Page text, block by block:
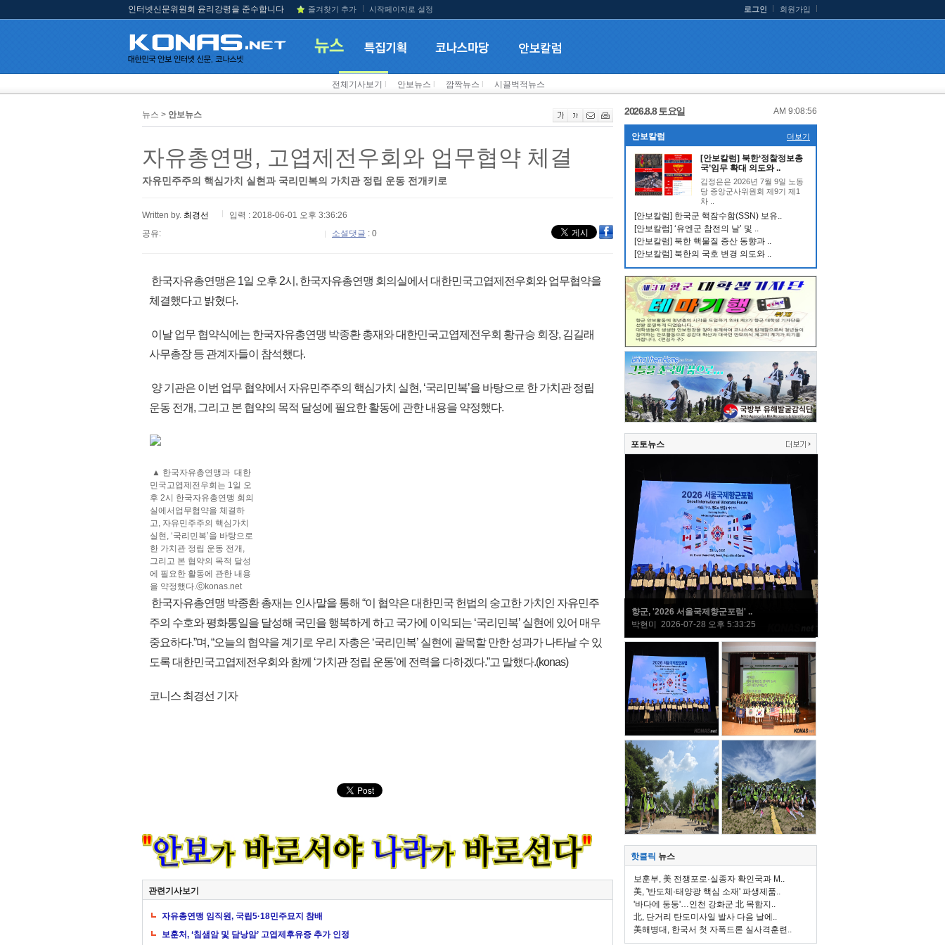
인터넷신문위원회 윤리강령을 준수합니다 즐겨찾기 추가 시작페이지로 설정 로그인 회원가입
전체기사보기 안보뉴스 깜짝뉴스 시끌벅적뉴스
뉴스 > 안보뉴스
자유총연맹, 고엽제전우회와 업무협약 체결
자유민주주의 핵심가치 실현과 국리민복의 가치관 정립 운동 전개키로
Written by. 최경선
입력 : 2018-06-01 오후 3:36:26
공유:
소셜댓글 : 0
한국자유총연맹은 1일 오후 2시, 한국자유총연맹 회의실에서 대한민국고엽제전우회와 업무협약을
체결했다고 밝혔다.
이날 업무 협약식에는 한국자유총연맹 박종환 총재와 대한민국고엽제전우회 황규승 회장, 김길래
사무총장 등 관계자들이 참석했다.
양 기관은 이번 업무 협약에서 자유민주주의 핵심가치 실현, ‘국리민복’을 바탕으로 한 가치관 정립
운동 전개, 그리고 본 협약의 목적 달성에 필요한 활동에 관한 내용을 약정했다.
▲ 한국자유총연맹과 대한
민국고엽제전우회는 1일 오
후 2시 한국자유총연맹 회의
실에서업무협약을 체결하
고, 자유민주주의 핵심가치
실현, ‘국리민복’을 바탕으로
한 가치관 정립 운동 전개,
그리고 본 협약의 목적 달성
에 필요한 활동에 관한 내용
을 약정했다.ⓒkonas.net
한국자유총연맹 박종환 총재는 인사말을 통해 “이 협약은 대한민국 헌법의 숭고한 가치인 자유민주
주의 수호와 평화통일을 달성해 국민을 행복하게 하고 국가에 이익되는 ‘국리민복’ 실현에 있어 매우
중요하다.”며, “오늘의 협약을 계기로 우리 자총은 ‘국리민복’ 실현에 괄목할 만한 성과가 나타날 수 있
도록 대한민국고엽제전우회와 함께 ‘가치관 정립 운동’에 전력을 다하겠다.”고 말했다.(konas)
코니스 최경선 기자
관련기사보기
자유총연맹 임직원, 국립5·18민주묘지 참배
보훈처, ‘침샘암 및 담낭암’ 고엽제후유증 추가 인정
2026.8.8 토요일 AM 9:08:57
안보칼럼 더보기
[안보칼럼] 북한‘정찰정보총
국’임무 확대 의도와 ..
김정은은 2026년 7월 9일 노동
당 중앙군사위원회 제9기 제1
차 ..
[안보칼럼] 한국군 핵잠수함(SSN) 보유..
[안보칼럼] ‘유엔군 참전의 날’ 및 ..
[안보칼럼] 북한 핵물질 증산 동향과 ..
[안보칼럼] 북한의 국호 변경 의도와 ..
포토뉴스
향군, '2026 서울국제향군포럼' ..
박현미 2026-07-28 오후 5:33:25
핫클릭 뉴스
보훈부, 美 전쟁포로·실종자 확인국과 M..
美, '반도체·태양광 핵심 소재' 파생제품..
'바다에 둥둥'…인천 강화군 北 목함지..
北, 단거리 탄도미사일 발사 다음 날에..
美해병대, 한국서 첫 자폭드론 실사격훈련..